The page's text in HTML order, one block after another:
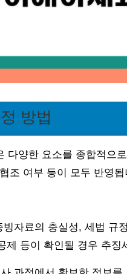
방법
다양한 요소를 종합적으
조 여부 등이 모두 반영됩
자료의 충실성, 세법 규
등이 확인될 경우 추징